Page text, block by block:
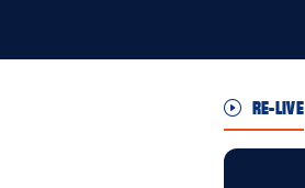
RE-LIVE